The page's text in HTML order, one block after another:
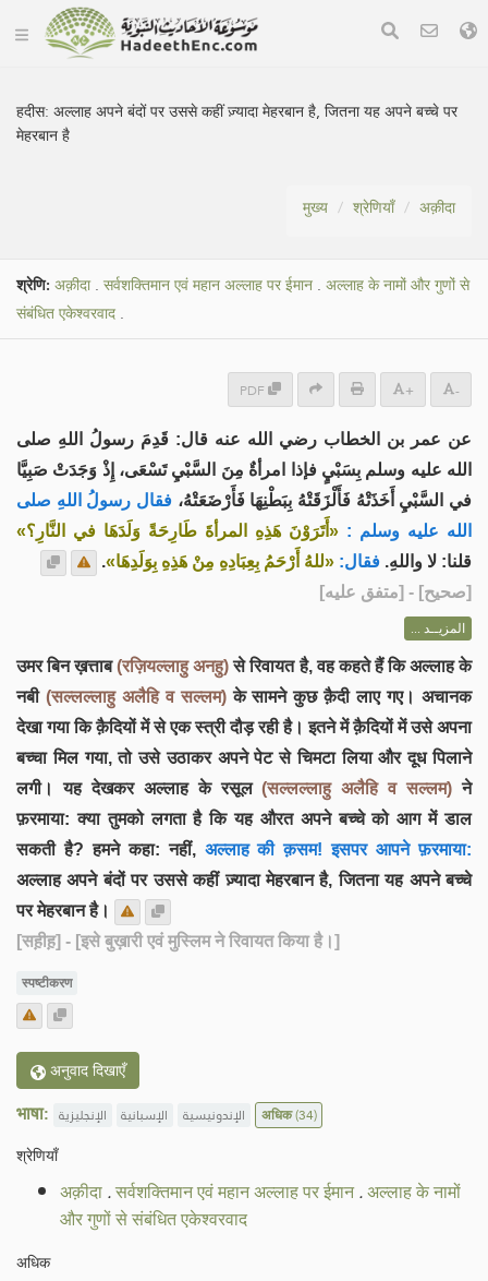
हदीस:अल्लाह अपने बंदों पर उससे कहीं ज़्यादा मेहरबान है, जितना यह अपने बच्चे पर
मेहरबान है
मुख्य श्रेणियाँ अक़ीदा
श्रेणि: अक़ीदा. सर्वशक्तिमान एवं महान अल्लाह पर ईमान . अल्लाह के नामों और गुणों से
संबंधित एकेश्वरवाद .
PDF + -
عن عمر بن الخطاب رضي الله عنه قال: قَدِمَ رسولُ اللهِ صلى
الله عليه وسلم بِسَبْيٍ فإذا امرأةٌ مِنَ السَّبْيِ تَسْعَى، إِذْ وَجَدَتْ صَبِيَّا
في السَّبْيِ أَخَذَتْهُ فَأَلْزَقَتْهُ بِبَطْنِهَا فَأَرْضَعَتْهُ، فقال رسولُ اللهِ صلى
الله عليه وسلم : «أَتَرَوْنَ هَذِهِ المرأةَ طَارِحَةً وَلَدَهَا في النَّارِ؟»
قلنا: لا واللهِ. فقال: «للهُ أَرْحَمُ بِعِبَادِهِ مِنْ هَذِهِ بِوَلَدِهَا».
[صحيح] - [متفق عليه]
المزيــد ...
उमर बिन ख़त्ताब(रज़ियल्लाहु अनहु)से रिवायत है, वह कहते हैं कि अल्लाह के
नबी (सल्लल्लाहु अलैहि व सल्लम)के सामने कुछ क़ैदी लाए गए। अचानक
देखा गया कि क़ैदियों में से एक स्त्री दौड़ रही है। इतने में क़ैदियों में उसे अपना
बच्चा मिल गया, तो उसे उठाकर अपने पेट से चिमटा लिया और दूध पिलाने
लगी। यह देखकर अल्लाह के रसूल(सल्लल्लाहु अलैहि व सल्लम) ने
फ़रमाया: क्या तुमको लगता है कि यह औरत अपने बच्चे को आग में डाल
सकती है? हमने कहा: नहीं,अल्लाह की क़सम! इसपर आपने फ़रमाया:
अल्लाह अपने बंदों पर उससे कहीं ज़्यादा मेहरबान है, जितना यह अपने बच्चे
पर मेहरबान है।
[सह़ीह़] - [इसे बुख़ारी एवं मुस्लिम ने रिवायत किया है।]
स्पष्टीकरण
अनुवाद दिखाएँ
भाषा: الإنجليزية الإسبانية الإندونيسية अधिक(34)
श्रेणियाँ
अक़ीदा.सर्वशक्तिमान एवं महान अल्लाह पर ईमान.अल्लाह के नामों
और गुणों से संबंधित एकेश्वरवाद
अधिक